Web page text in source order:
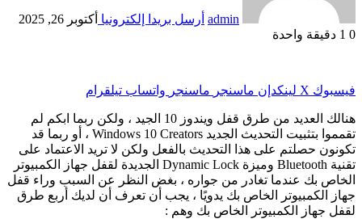
admin أرسل بريدا إلكترونيا أكتوبر 26, 2025
0
دقيقة واحدة
فيسبوك ‫X لينكدإن ماسنجر ماسنجر واتساب تيلقرام
هنالك العديد من طرق قفل ويندوز 10 الجيد ، ولكن ربما ابكم لم
تقمموا بتثبيت التحديث الجديد Windows 10 Creators ، أو ربما قد
تكونون حصلتم على هذا التحديث بالفعل ولكن لا تريد الاعتماد على
تقنية Bluetooth وميزة Dynamic Lock الجديدة لقفل جهاز الكمبيوتر
الخاص بك عندما تغادر من جواره ، بغض النظر عن السبب وراء قفل
جهاز الكمبيوتر الخاص بك يدويًا ، يجب أن تعرف أن لديك أربع طرق
لقفل جهاز الكمبيوتر الخاص بك وهم :